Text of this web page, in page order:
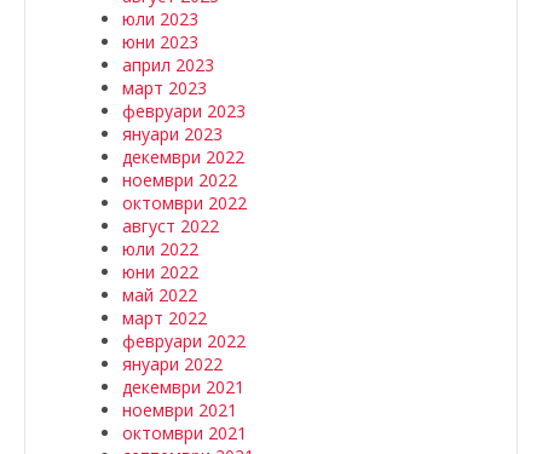
юли 2023
юни 2023
април 2023
март 2023
февруари 2023
януари 2023
декември 2022
ноември 2022
октомври 2022
август 2022
юли 2022
юни 2022
май 2022
март 2022
февруари 2022
януари 2022
декември 2021
ноември 2021
октомври 2021